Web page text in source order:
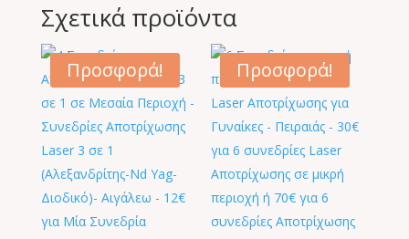
Σχετικά προϊόντα
Προσφορά! Προσφορά!